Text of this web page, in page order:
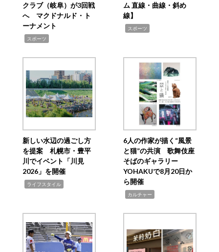
クラブ（岐阜）が3回戦
へ マクドナルド・ト
ーナメント
スポーツ
ム 直線・曲線・斜め
線】
スポーツ
新しい水辺の過ごし方
を提案 札幌市・豊平
川でイベント「川見
2026」を開催
ライフスタイル
6人の作家が描く“風景
と猫”の共演 歌舞伎座
そばのギャラリー
YOHAKUで8月20日か
ら開催
カルチャー